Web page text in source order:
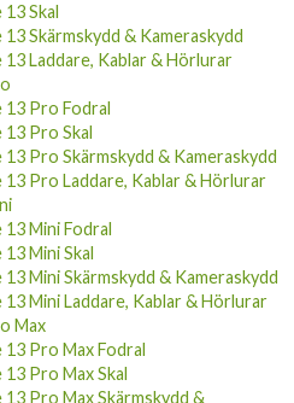
Skal
Skärmskydd & Kameraskydd
13 Laddare, Kablar & Hörlurar
13 Pro Fodral
Pro Skal
13 Pro Skärmskydd & Kameraskydd
13 Pro Laddare, Kablar & Hörlurar
Mini Fodral
Mini Skal
Mini Skärmskydd & Kameraskydd
13 Mini Laddare, Kablar & Hörlurar
Max
13 Pro Max Fodral
Pro Max Skal
13 Pro Max Skärmskydd &